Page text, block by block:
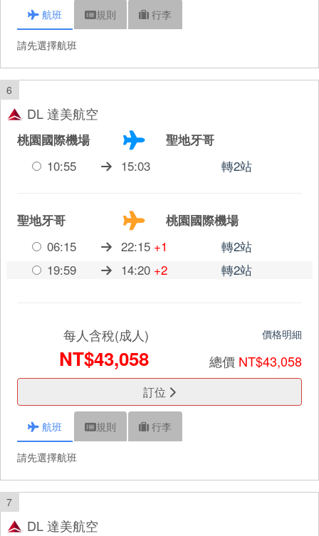
航班 規則 行李
請先選擇航班
6
DL 達美航空
桃園國際機場
聖地牙哥
10:55
15:03 轉2站
聖地牙哥
桃園國際機場
06:15
22:15 +1
轉2站
19:59
14:20 +2 轉2站
每人含稅(成人)
NT$43,058
價格明細
總價 NT$43,058
訂位
航班 規則 行李
請先選擇航班
7
DL 達美航空